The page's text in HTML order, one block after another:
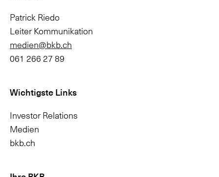
Patrick Riedo
Leiter Kommunikation
medien@bkb.ch
061 266 27 89
Wichtigste Links
Investor Relations
Medien
bkb.ch